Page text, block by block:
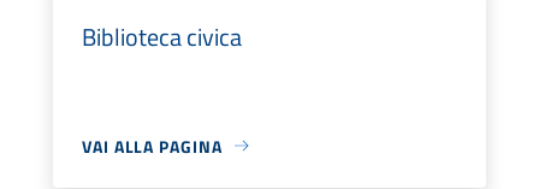
Biblioteca civica
VAI ALLA PAGINA